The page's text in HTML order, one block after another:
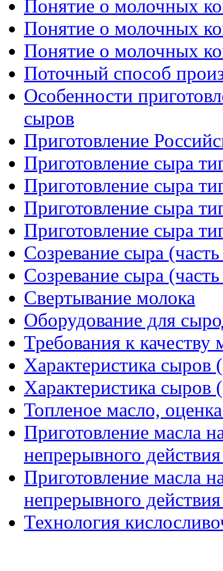
Понятие о молочных
Понятие о молочных
Понятие о молочных
Поточный способ
Особенности
сыров
Приготовление
Приготовление сыра
Приготовление сыра
Приготовление сыра
Приготовление сыра
Созревание сыра
Созревание сыра
Свертывание молока
Оборудование для
Требования к качеству
Характеристика сыров
Характеристика сыров
Топленое масло,
Приготовление масла
непрерывного
Приготовление масла
непрерывного
Технология